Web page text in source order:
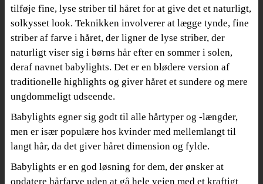
tilføje fine, lyse striber til håret for at give det et naturligt,
solkysset look. Teknikken involverer at lægge tynde, fine
striber af farve i håret, der ligner de lyse striber, der
naturligt viser sig i børns hår efter en sommer i solen,
deraf navnet babylights. Det er en blødere version af
traditionelle highlights og giver håret et sundere og mere
ungdommeligt udseende.
Babylights egner sig godt til alle hårtyper og -længder,
men er især populære hos kvinder med mellemlangt til
langt hår, da det giver håret dimension og fylde.
Babylights er en god løsning for dem, der ønsker at
opdatere hårfarve uden at gå hele vejen med et kraftigt